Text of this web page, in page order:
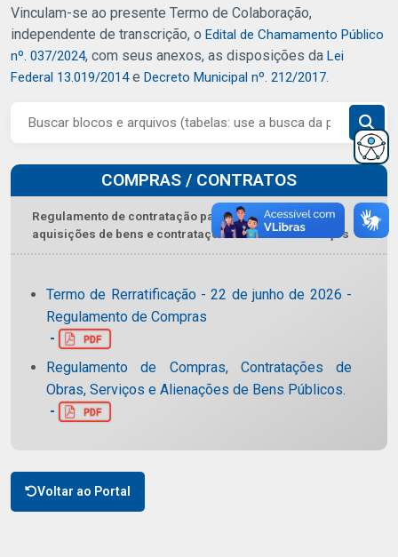
Vinculam-se ao presente Termo de Colaboração,
independente de transcrição, o Edital de Chamamento Público
nº. 037/2024, com seus anexos, as disposições da Lei
Federal 13.019/2014e Decreto Municipal nº. 212/2017.
COMPRAS / CONTRATOS
Regulamento de contratação para as alienações,
aquisições de bens e contratações de obras e serviços
Termo de Rerratificação - 22 de junho de 2026 -
Regulamento de Compras
-
Regulamento de Compras, Contratações de
Obras, Serviços e Alienações de Bens Públicos.
-
Voltar ao Portal